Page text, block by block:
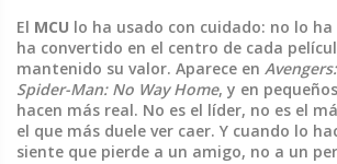
El MCU lo ha usado con cuidado: no lo
ha convertido en el centro de cada
mantenido su valor. Aparece en
Spider-Man: No Way Home, y en
hacen más real. No es el líder, no es el
el que más duele ver caer. Y cuando lo
siente que pierde a un amigo, no a un